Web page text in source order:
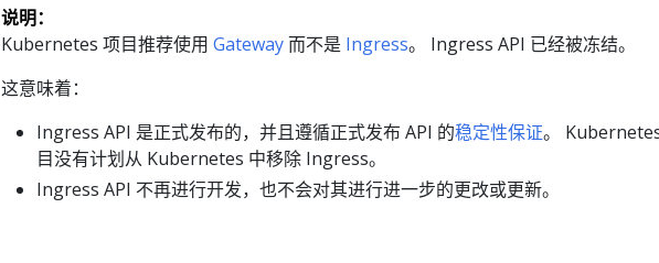
说明：
Kubernetes 项目推荐使用 Gateway而不是 Ingress。 Ingress API 已经被冻结。
这意味着：
Ingress API 是正式发布的，并且遵循正式发布 API 的稳定性保证。
目没有计划从 Kubernetes 中移除 Ingress。
Ingress API 不再进行开发，也不会对其进行进一步的更改或更新。